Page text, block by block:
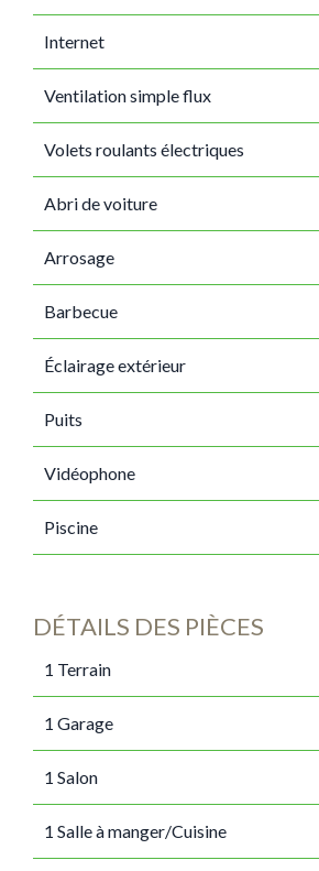
Internet
Ventilation simple flux
Volets roulants électriques
Abri de voiture
Arrosage
Barbecue
Éclairage extérieur
Puits
Vidéophone
Piscine
DÉTAILS DES PIÈCES
1 Terrain
1 Garage
1 Salon
1 Salle à manger/Cuisine